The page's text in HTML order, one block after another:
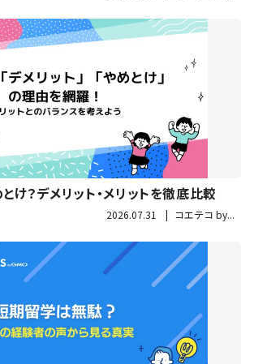
け？デメリット・メリットを徹底比較
2026.07.31 コエテコ by...